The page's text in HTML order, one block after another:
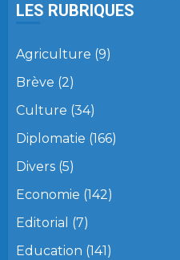
LES RUBRIQUES
Agriculture (9)
Brève (2)
Culture (34)
Diplomatie (166)
Divers (5)
Economie (142)
Editorial (7)
Education (141)